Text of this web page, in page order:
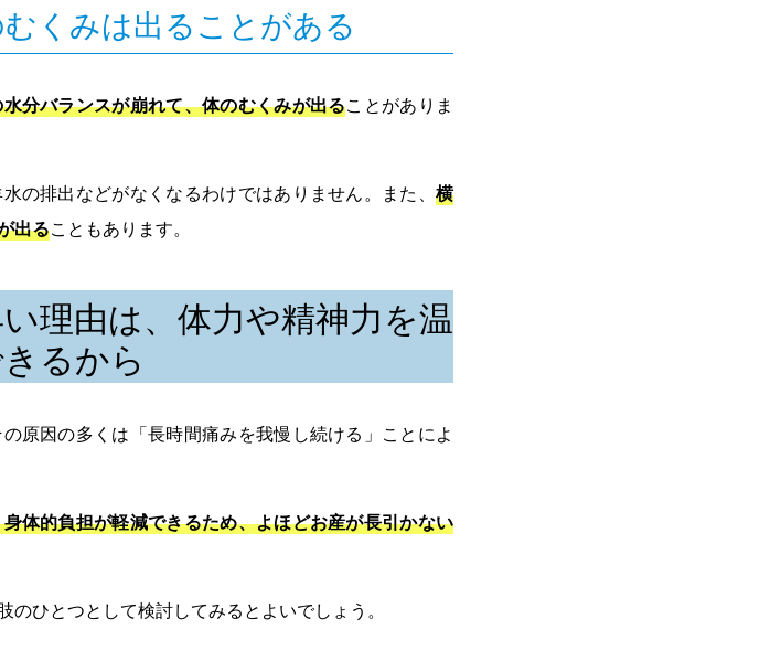
くみは出ることがある
分バランスが崩れて、体のむくみが出ることがありま
の排出などがなくなるわけではありません。また、 横
出ることもあります。
理由は、体力や精神力を温
るから
原因の多くは「長時間痛みを我慢し続ける」ことによ
体的負担が軽減できるため、よほどお産が長引かない
ひとつとして検討してみるとよいでしょう。